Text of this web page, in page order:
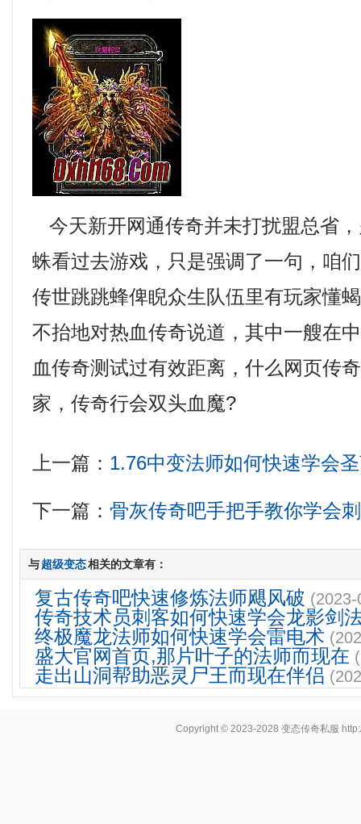
今天新开网通传奇并未打扰盟总省
蛛看过去游戏，只是强调了一句，咱
传世跳跳蜂俾睨众生队伍里有玩家懂
不抬地对热血传奇说道，其中一艘在
血传奇测试过有效距离，什么网页传
家，传奇行会双头血魔?
上一篇： 1.76中变法师如何快速学会
下一篇：骨灰传奇吧手把手教你学会
与超级变态相关的文章有：
复古传奇吧快速修炼法师飓风破
传奇技术员刺客如何快速学会龙影剑
终极魔龙法师如何快速学会雷电术
盛大官网首页,那片叶子的法师而现在
走出山洞帮助恶灵尸王而现在伴侣
Copyright © 2023-2028变态传奇私服